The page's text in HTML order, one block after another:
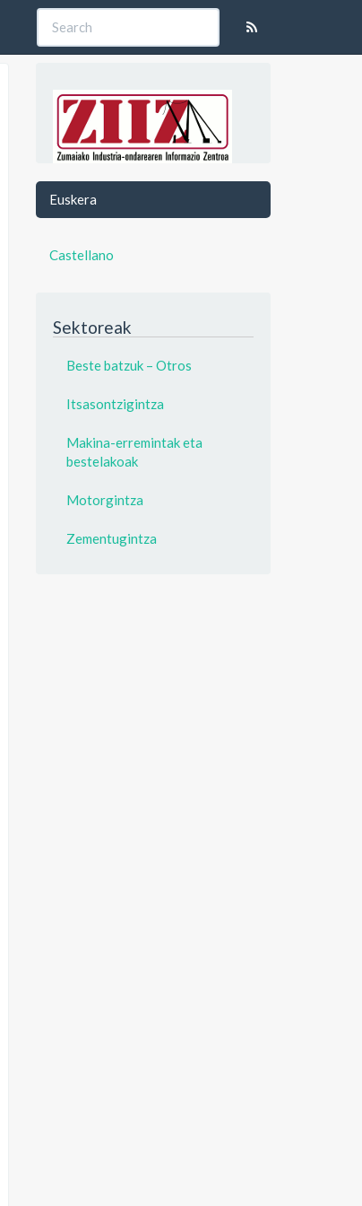
Euskera
Castellano
Sektoreak
Beste batzuk – Otros
Itsasontzigintza
Makina-erremintak eta
bestelakoak
Motorgintza
Zementugintza